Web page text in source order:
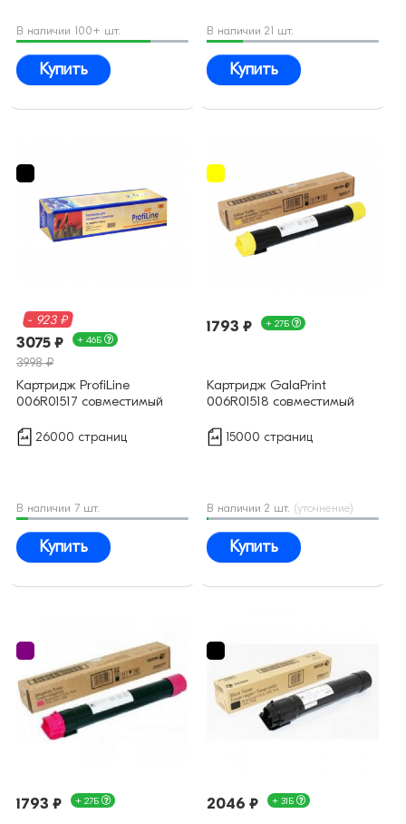
В наличии 100+ шт.
Купить
В наличии 21 шт.
Купить
- 923 ₽
3075 ₽ + 46Б
3998 ₽
Картридж ProfiLine
006R01517 совместимый
26000 страниц
В наличии 7 шт.
Купить
1793 ₽ + 27Б
Картридж GalaPrint
006R01518 совместимый
15000 страниц
В наличии 2 шт. (уточнение)
Купить
1793 ₽ + 27Б 2046 ₽ + 31Б